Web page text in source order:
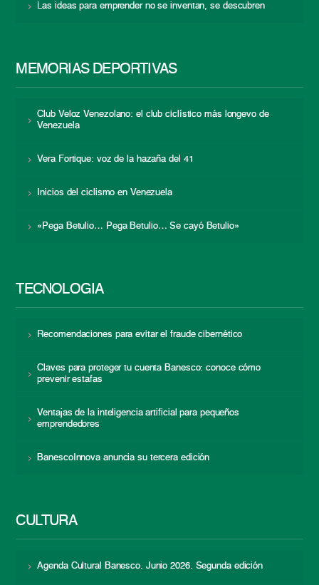
Las ideas para emprender no se inventan, se descubren
MEMORIAS DEPORTIVAS
Club Veloz Venezolano: el club ciclístico más longevo de
Venezuela
Vera Fortique: voz de la hazaña del 41
Inicios del ciclismo en Venezuela
«Pega Betulio… Pega Betulio… Se cayó Betulio»
TECNOLOGÍA
Recomendaciones para evitar el fraude cibernético
Claves para proteger tu cuenta Banesco: conoce cómo
prevenir estafas
Ventajas de la inteligencia artificial para pequeños
emprendedores
BanescoInnova anuncia su tercera edición
CULTURA
Agenda Cultural Banesco. Junio 2026. Segunda edición